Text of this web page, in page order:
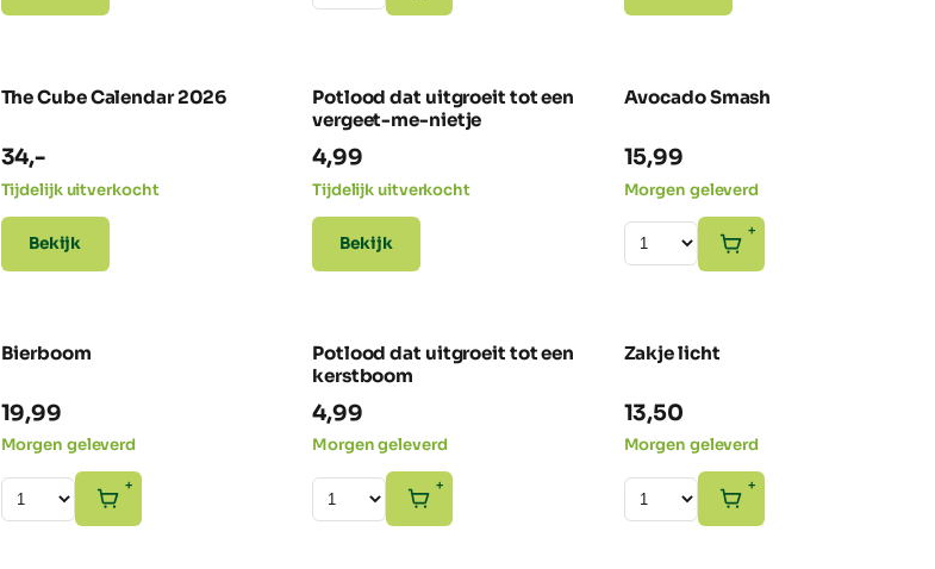
The Cube Calendar 2026
34,-
Tijdelijk uitverkocht
Bekijk
Potlood dat uitgroeit tot een
vergeet-me-nietje
4,99
Tijdelijk uitverkocht
Bekijk
Avocado Smash
15,99
Morgen geleverd
+
Bierboom
19,99
Morgen geleverd
+
Potlood dat uitgroeit tot een
kerstboom
4,99
Morgen geleverd
+
Zakje licht
13,50
Morgen geleverd
+